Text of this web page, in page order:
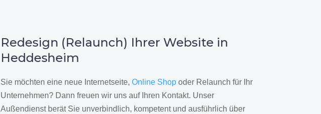
Redesign (Relaunch) Ihrer Website in
Heddesheim
Sie möchten eine neue Internetseite, Online Shopoder Relaunch für Ihr
Unternehmen? Dann freuen wir uns auf Ihren Kontakt. Unser
Außendienst berät Sie unverbindlich, kompetent und ausführlich über